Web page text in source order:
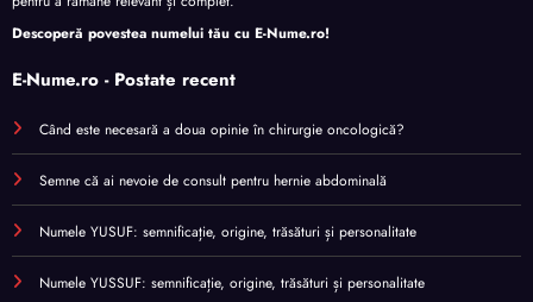
Descoperă povestea numelui tău cu E-Nume.ro!
E-Nume.ro - Postate recent
Când este necesară a doua opinie în chirurgie oncologică?
Semne că ai nevoie de consult pentru hernie abdominală
Numele YUSUF: semnificație, origine, trăsături și personalitate
Numele YUSSUF: semnificație, origine, trăsături și personalitate